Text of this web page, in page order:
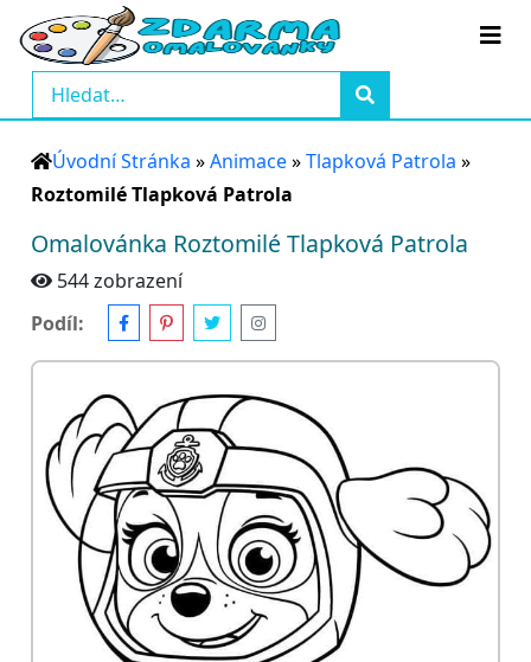
Úvodní Stránka »Animace»Tlapková Patrola »
Roztomilé Tlapková Patrola
Omalovánka Roztomilé Tlapková Patrola
544 zobrazení
Podíl: